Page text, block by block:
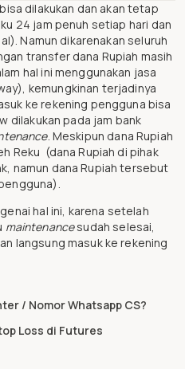
dilakukan dan akan tetap
24 jam penuh setiap hari dan
Namun dikarenakan seluruh
transfer dana Rupiah masih
hal ini menggunakan jasa
kemungkinan terjadinya
ke rekening pengguna bisa
dilakukan pada jam bank
. Meskipun dana Rupiah
Reku (dana Rupiah di pihak
namun dana Rupiah tersebut
hal ini, karena setelah
maintenancesudah selesai,
langsung masuk ke rekening
/ Nomor Whatsapp CS?
Loss di Futures